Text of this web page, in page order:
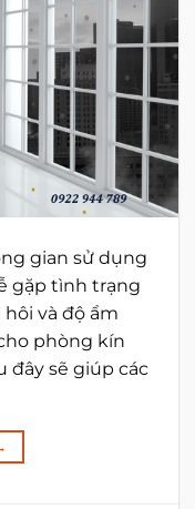
gian sử dụng
gặp tình trạng
và độ ẩm
phòng kín
đây sẽ giúp các